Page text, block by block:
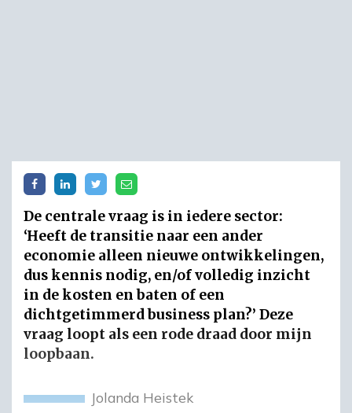
De centrale vraag is in iedere sector:
‘Heeft de transitie naar een ander
economie alleen nieuwe ontwikkelingen,
dus kennis nodig, en/of volledig inzicht
in de kosten en baten of een
dichtgetimmerd business plan?’ Deze
vraag loopt als een rode draad door mijn
loopbaan.
Jolanda Heistek